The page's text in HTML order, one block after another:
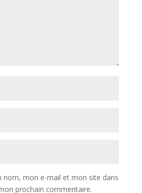
nom, mon e-mail et mon site dans
prochain commentaire.